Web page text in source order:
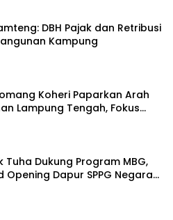
DBH Pajak dan Retribusi
Kampung
Koheri Paparkan Arah
Lampung Tengah, Fokus
Infrastruktur dan
Tuha Dukung Program MBG,
Opening Dapur SPPG Negara
Tengah